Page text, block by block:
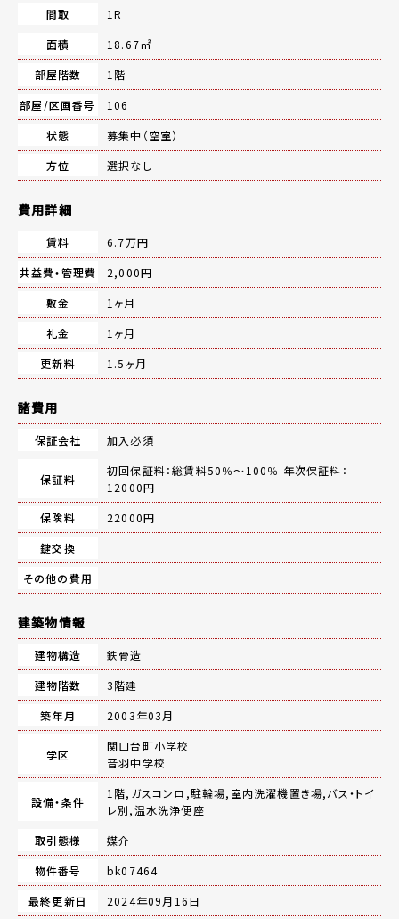
間取
1R
面積
18.67㎡
部屋階数
1階
部屋/区画番号
106
状態
募集中（空室）
方位
選択なし
費用詳細
賃料
6.7万円
共益費・管理費
2,000円
敷金
1ヶ月
礼金
1ヶ月
更新料
1.5ヶ月
諸費用
保証会社 加入必須
保証料
初回保証料：総賃料50％～100％ 年次保証料：
12000円
保険料
22000円
鍵交換
その他の費用
建築物情報
建物構造
鉄骨造
建物階数
3階建
築年月
2003年03月
学区
関口台町小学校
音羽中学校
設備・条件
1階,ガスコンロ,駐輪場,室内洗濯機置き場,バス・トイ
レ別,温水洗浄便座
取引態様
媒介
物件番号
bk07464
最終更新日
2024年09月16日